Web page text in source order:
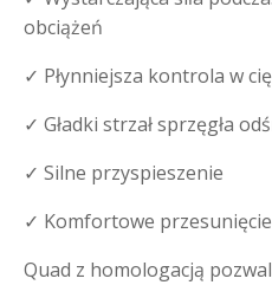
obciążeń
✓ Płynniejsza kontrola w
✓ Gładki strzał sprzęgła
✓ Silne przyspieszenie
✓ Komfortowe
Quad z homologacją